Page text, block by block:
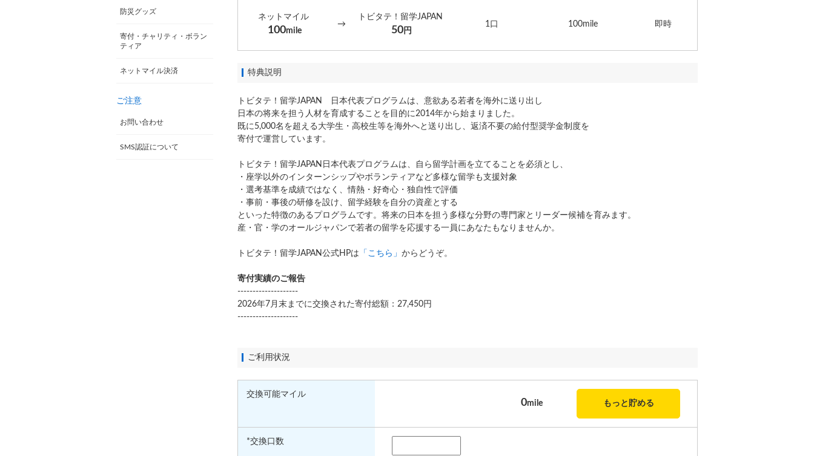
防災グッズ
寄付・チャリティ・ボラン
ティア
ネットマイル決済
ご注意
お問い合わせ
SMS認証について
ネットマイル
100mile
→
トビタテ！留学JAPAN
50円
1口 100mile 即時
特典説明
トビタテ！留学JAPAN 日本代表プログラムは、意欲ある若者を海外に送り出し
日本の将来を担う人材を育成することを目的に2014年から始まりました。
既に5,000名を超える大学生・高校生等を海外へと送り出し、返済不要の給付型奨学金制度を
寄付で運営しています。
トビタテ！留学JAPAN日本代表プログラムは、自ら留学計画を立てることを必須とし、
・座学以外のインターンシップやボランティアなど多様な留学も支援対象
・選考基準を成績ではなく、情熱・好奇心・独自性で評価
・事前・事後の研修を設け、留学経験を自分の資産とする
といった特徴のあるプログラムです。将来の日本を担う多様な分野の専門家とリーダー候補を育みます。
産・官・学のオールジャパンで若者の留学を応援する一員にあなたもなりませんか。
トビタテ！留学JAPAN公式HPは 「こちら」 からどうぞ。
寄付実績のご報告
--------------------
2026年7月末までに交換された寄付総額：27,450円
--------------------
ご利用状況
交換可能マイル
0mile もっと貯める
*交換口数